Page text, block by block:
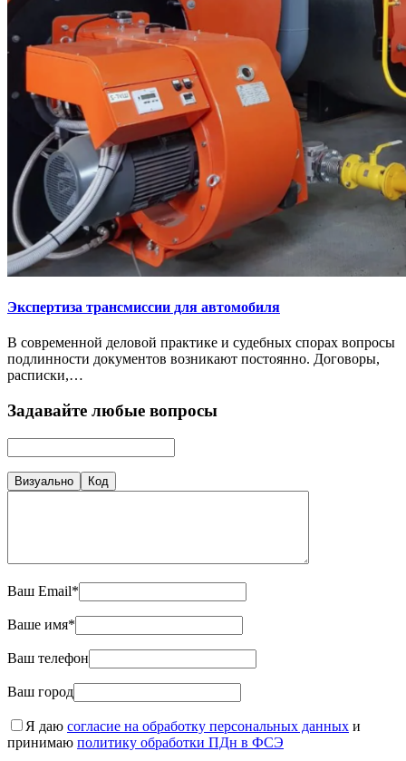
Экспертиза трансмиссии для автомобиля
В современной деловой практике и судебных спорах вопросы
подлинности документов возникают постоянно. Договоры,
расписки,…
Задавайте любые вопросы
Визуально Код
Ваш Email*
Ваше имя*
Ваш телефон
Ваш город
Я даю согласие на обработку персональных данных и
принимаю политику обработки ПДн в ФСЭ